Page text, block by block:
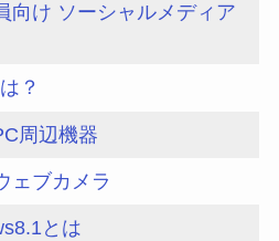
向け ソーシャルメディア
？
周辺機器
ェブカメラ
とは